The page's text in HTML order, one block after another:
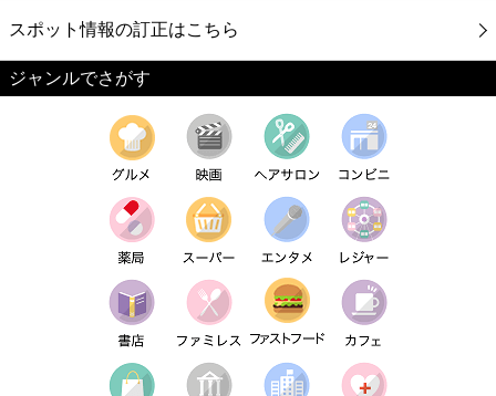
スポット情報の訂正はこちら
ジャンルでさがす